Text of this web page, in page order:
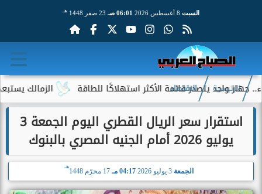
السبت 06:01 صـ 23 صفر 1448 هـ
الزمالك يستبعد 4 لاعبين شباب من حساباته في الموسم الجديد يتصدر قائمة الأكثر استهلاكًا للطاقة
الرئيسية الاقتصاد
استقرار سعر الريال القطري اليوم الجمعة 3
يوليو 2026 أمام الجنيه المصري بالبنوك
الجمعة 3 يوليو 2026 04:17 مـ 17 محرّم 1448
هـ